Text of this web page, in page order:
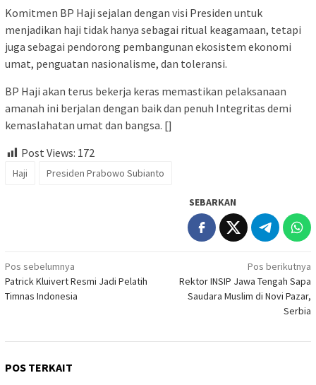
Komitmen BP Haji sejalan dengan visi Presiden untuk
menjadikan haji tidak hanya sebagai ritual keagamaan, tetapi
juga sebagai pendorong pembangunan ekosistem ekonomi
umat, penguatan nasionalisme, dan toleransi.
BP Haji akan terus bekerja keras memastikan pelaksanaan
amanah ini berjalan dengan baik dan penuh Integritas demi
kemaslahatan umat dan bangsa. []
Post Views: 172
Haji Presiden Prabowo Subianto
SEBARKAN
Navigasi
pos
Pos sebelumnya
Patrick Kluivert Resmi Jadi Pelatih
Timnas Indonesia
Pos berikutnya
Rektor INSIP Jawa Tengah Sapa
Saudara Muslim di Novi Pazar,
Serbia
POS TERKAIT